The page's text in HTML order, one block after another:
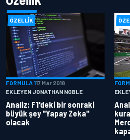
ÖZELLIK
FORMULA 117 Mar 2018
EKLEYEN JONATHAN NOBLE
Analiz: F1'deki bir sonraki
büyük şey "Yapay Zeka"
olacak